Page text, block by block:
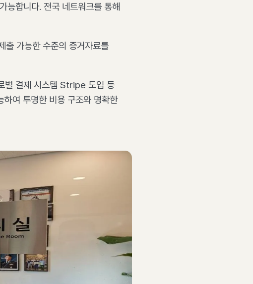
능합니다. 전국 네트워크를 통해
가능한 수준의 증거자료를
벌 결제 시스템 Stripe 도입 등
여 투명한 비용 구조와 명확한